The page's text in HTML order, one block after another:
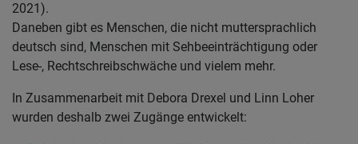
2021).
Daneben gibt es Menschen, die nicht muttersprachlich
deutsch sind, Menschen mit Sehbeeinträchtigung oder
Lese-, Rechtschreibschwäche und vielem mehr.
In Zusammenarbeit mit Debora Drexel und Linn Loher
wurden deshalb zwei Zugänge entwickelt: